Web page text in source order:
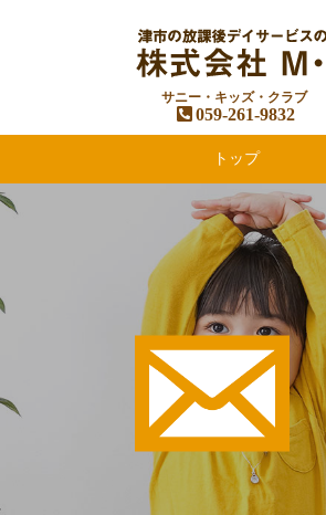
サニー・キッズ・クラブ
059-261-9832
トップ